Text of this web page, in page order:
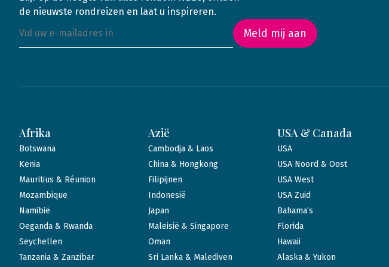
de nieuwste rondreizen en laat u inspireren.
Meld mij aan
Afrika
Botswana
Kenia
Mauritius & Réunion
Mozambique
Namibië
Oeganda & Rwanda
Seychellen
Tanzania & Zanzibar
Azië
Cambodja & Laos
China & Hongkong
Filipijnen
Indonesië
Japan
Maleisië & Singapore
Oman
Sri Lanka & Malediven
USA & Canada
USA
USA Noord & Oost
USA West
USA Zuid
Bahama’s
Florida
Hawaii
Alaska & Yukon